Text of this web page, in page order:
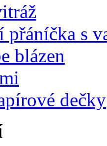
přáníčka s
blázen
dečky